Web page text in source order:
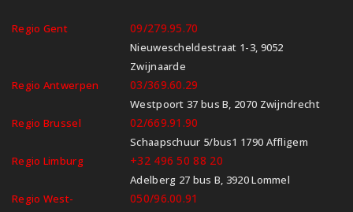
Regio Gent 09/279.95.70
Nieuwescheldestraat 1-3, 9052
Zwijnaarde
Regio Antwerpen
03/369.60.29
Westpoort 37 bus B, 2070 Zwijndrecht
Regio Brussel
02/669.91.90
Schaapschuur 5/bus1 1790 Affligem
Regio Limburg
+32 496 50 88 20
Adelberg 27 bus B, 3920 Lommel
Regio West-
050/96.00.91